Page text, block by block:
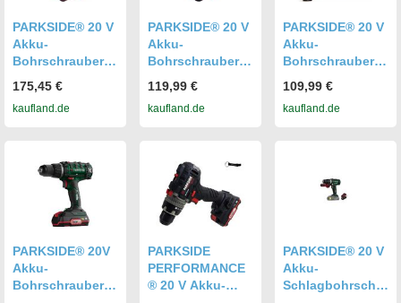
PARKSIDE® 20 V
Akku-
Bohrschrauber
Akkus (2Ah) und
Ladegerät (2,4A)
175,45 €
kaufland.de
PARKSIDE® 20 V
Akku-
Bohrschrauber /
PABS 20-Li / inkl.
Akku (2Ah) und
119,99 €
kaufland.de
PARKSIDE® 20 V
Akku-
Bohrschrauber-
1 PKGA 20-Li /
ohne Akku und
109,99 €
kaufland.de
PARKSIDE® 20V
Akku-
Bohrschrauber
PARKSIDE
PERFORMANCE
® 20 V Akku-
PARKSIDE® 20 V
Akku-
Schlagbohrschra